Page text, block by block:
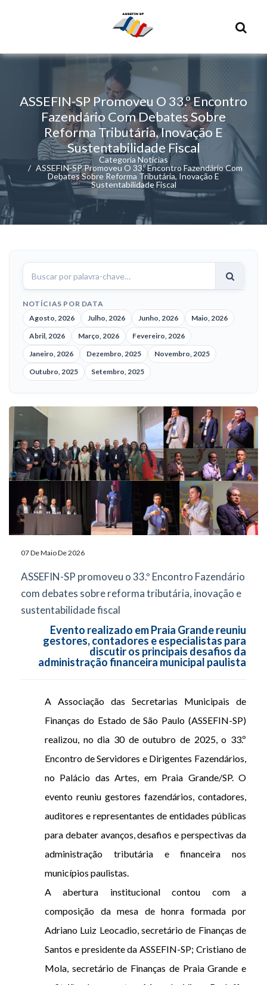
ASSEFIN-SP Promoveu O 33.º Encontro
Fazendário Com Debates Sobre
Reforma Tributária, Inovação E
Sustentabilidade Fiscal
Categoria Noticias
ASSEFIN-SP Promoveu O 33.º Encontro Fazendário Com
Debates Sobre Reforma Tributária, Inovação E
Sustentabilidade Fiscal
Buscar
notícias
NOTÍCIAS POR DATA
Agosto, 2026
Julho, 2026 Junho, 2026
Maio, 2026
Abril, 2026
Março, 2026
Fevereiro, 2026
Janeiro, 2026
Dezembro, 2025
Novembro, 2025
Outubro, 2025
Setembro, 2025
07 De Maio De 2026
ASSEFIN-SP promoveu o 33.º Encontro Fazendário
com debates sobre reforma tributária, inovação e
sustentabilidade fiscal
Evento realizado em Praia Grande reuniu
gestores, contadores e especialistas para
discutir os principais desafios da
administração financeira municipal paulista
A Associação das Secretarias Municipais de
Finanças do Estado de São Paulo (ASSEFIN-SP)
realizou, no dia 30 de outubro de 2025, o 33.º
Encontro de Servidores e Dirigentes Fazendários,
no Palácio das Artes, em Praia Grande/SP. O
evento reuniu gestores fazendários, contadores,
auditores e representantes de entidades públicas
para debater avanços, desafios e perspectivas da
administração tributária e financeira nos
municípios paulistas.
A abertura institucional contou com a
composição da mesa de honra formada por
Adriano Luiz Leocadio, secretário de Finanças de
Santos e presidente da ASSEFIN-SP; Cristiano de
Mola, secretário de Finanças de Praia Grande e